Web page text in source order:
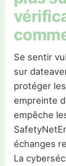
Se sentir
sur
protéger
empreinte
empêche
échanges
La